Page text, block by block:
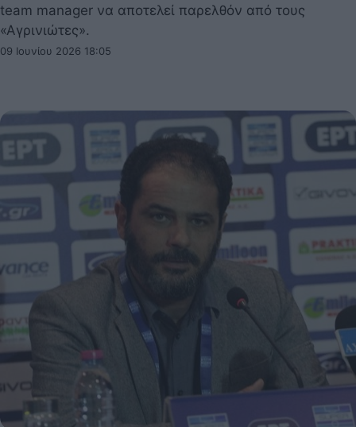
team manager να αποτελεί παρελθόν από τους
«Αγρινιώτες».
09 Ιουνίου 2026 18:05